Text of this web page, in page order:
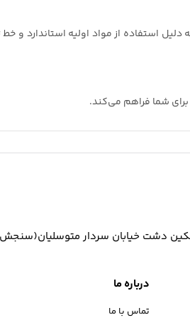
استفاده از مواد اولیه استاندارد
برای شما فراهم می‌کند.
دشت خیابان سردار
درباره ما
تماس با ما